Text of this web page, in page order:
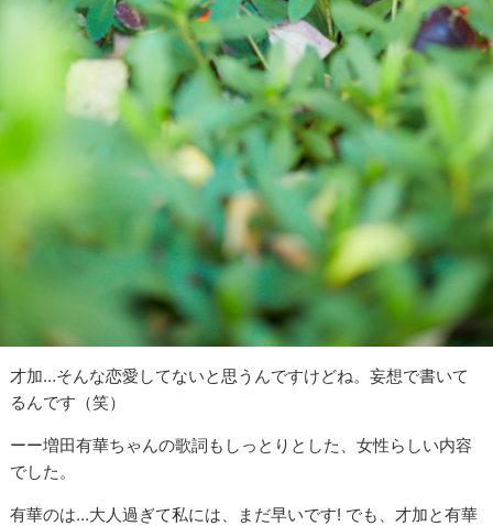
才加…そんな恋愛してないと思うんですけどね。妄想で書いて
るんです（笑）
ーー増田有華ちゃんの歌詞もしっとりとした、女性らしい内容
でした。
有華のは…大人過ぎて私には、まだ早いです! でも、才加と有華